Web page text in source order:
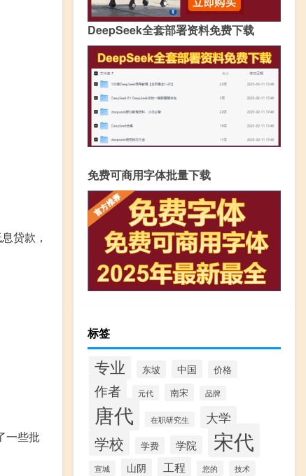
贷款，
一些批
DeepSeek全套部署资料免费下载
免费可商用字体批量下载
标签
专业 东坡 中国 价格
作者 元代 南宋 品牌
唐代 在职研究生 大学
学校 学费 学院 宋代
宣城 山阴 工程 您的 技术